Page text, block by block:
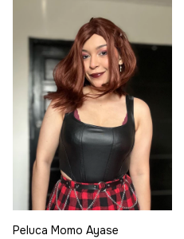
Peluca Momo Ayase